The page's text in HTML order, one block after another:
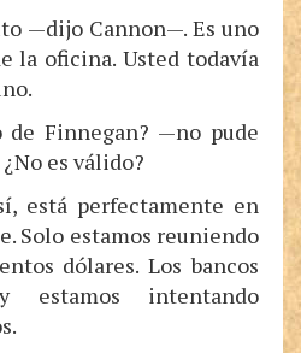
—dijo Cannon—. Es uno
la oficina. Usted todavía
Finnegan? —no pude
es válido?
está perfectamente en
Solo estamos reuniendo
dólares. Los bancos
estamos intentando